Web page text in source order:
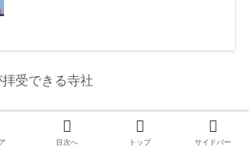
受できる寺社
鹿児島県内の御朱印が拝受できるお寺の御朱印を紹介して
います。他にも 御朱印帳やお守り、駐車場などいろいろ
目次へ トップ サイドバー